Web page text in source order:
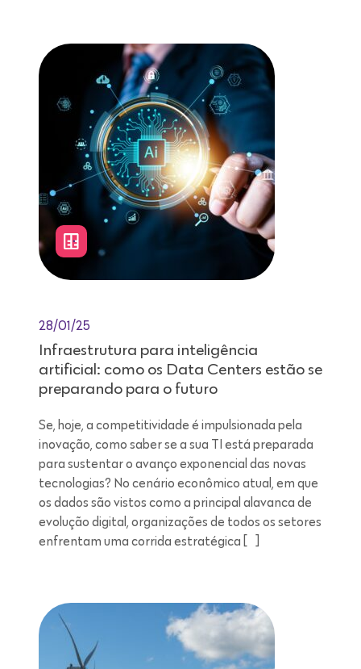
28/01/25
Infraestrutura para inteligência
artificial: como os Data Centers estão se
preparando para o futuro
Se, hoje, a competitividade é impulsionada pela
inovação, como saber se a sua TI está preparada
para sustentar o avanço exponencial das novas
tecnologias? No cenário econômico atual, em que
os dados são vistos como a principal alavanca de
evolução digital, organizações de todos os setores
enfrentam uma corrida estratégica […]